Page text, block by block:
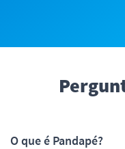
O que é Pandapé?